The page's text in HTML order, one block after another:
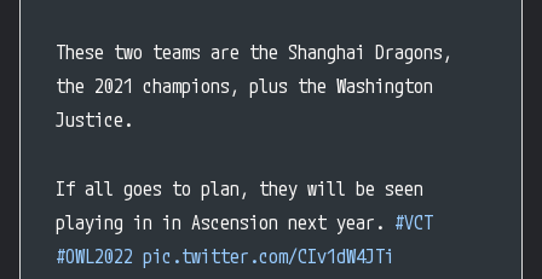
These two teams are the Shanghai Dragons,
the 2021 champions, plus the Washington
Justice.
If all goes to plan, they will be seen
playing in in Ascension next year. #VCT
#OWL2022 pic.twitter.com/CIv1dW4JTi